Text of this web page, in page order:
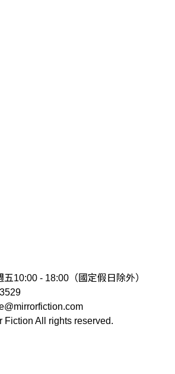
10:00 - 18:00（國定假日除外）
Fiction All rights reserved.